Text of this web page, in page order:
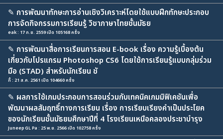
✎ การพัฒนาทักษะการอ่านเชิงวิเคราะห์โดยใช้แบบฝึกทักษะประกอบ
การจัดกิจกรรมการเรียนรู้ วิชาภาษาไทยชั้นมัธย
eak : 17 ก.ย. 2559 เปิด 105168 ครั้ง
✎ การพัฒนาสื่อการเรียนการสอน E-book เรื่อง ความรู้เบื้องต้น
เกี่ยวกับโปรแกรม Photoshop CS6 โดยใช้การเรียนรู้แบบกลุ่มร่วม
มือ (STAD) สำหรับนักเรียน ชั
กี้ : 21 ส.ค. 2561 เปิด 104660 ครั้ง
✎ ผลการใช้เกมประกอบการสอนร่วมกับเทคนิคเกมมิฟิเคชันเพื่อ
พัฒนาผลสัมฤทธิ์ทางการเรียน เรื่อง การเรียบเรียงคำเป็นประโยค
ของนักเรียนชั้นมัธยมศึกษาปีที่ 4 โรงเรียนเหนือคลองประชาบำรุง
Juneep GL Pa : 25 พ.ย. 2566 เปิด 102758 ครั้ง